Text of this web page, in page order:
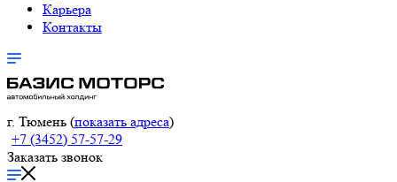
Карьера
Контакты
г. Тюмень (показать адреса)
+7 (3452) 57-57-29
Заказать звонок